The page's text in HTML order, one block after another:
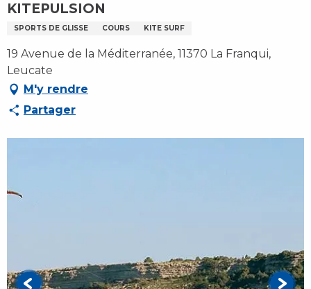
KITEPULSION
SPORTS DE GLISSE COURS KITE SURF
19 Avenue de la Méditerranée, 11370 La Franqui,
Leucate
M'y rendre
Partager